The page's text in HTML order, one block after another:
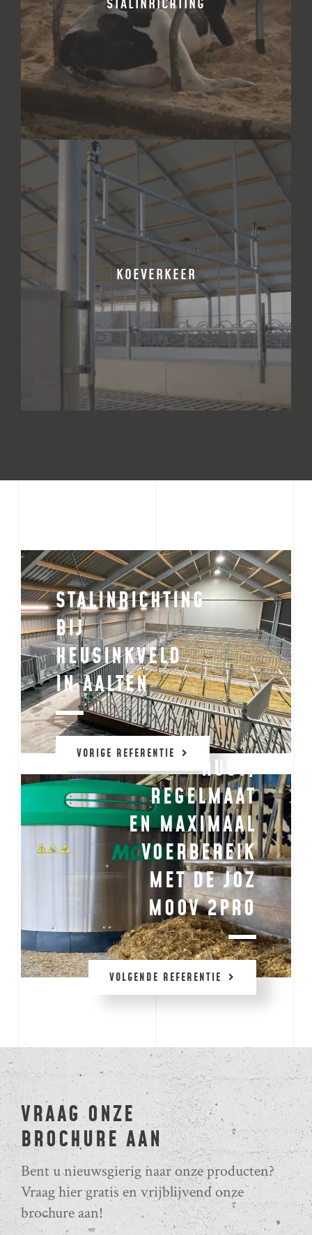
STALINRICHTING
BEKIJK PRODUCT
KOEVERKEER
BEKIJK PRODUCT
STALINRICHTING
BIJ
HEUSINKVELD
IN AALTEN
VORIGE REFERENTIE
RUST,
REGELMAAT
EN MAXIMAAL
VOERBEREIK
MET DE JOZ
MOOV 2PRO
VOLGENDE REFERENTIE
VRAAG ONZE
BROCHURE AAN
Bent u nieuwsgierig naar onze producten?
Vraag hier gratis en vrijblijvend onze
brochure aan!